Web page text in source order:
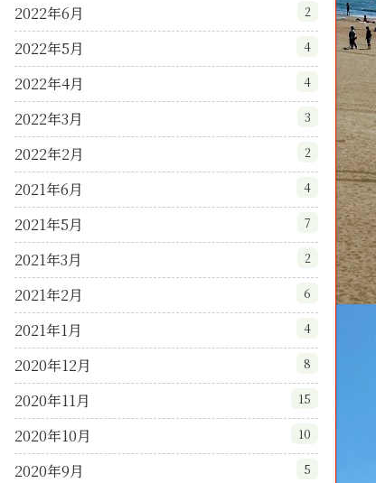
2022年6月 2
2022年5月 4
2022年4月 4
2022年3月 3
2022年2月 2
2021年6月 4
2021年5月 7
2021年3月 2
2021年2月 6
2021年1月 4
2020年12月 8
2020年11月 15
2020年10月 10
2020年9月 5